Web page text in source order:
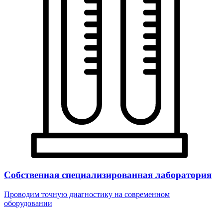
Собственная специализированная лаборатория
Проводим точную диагностику на современном
оборудовании